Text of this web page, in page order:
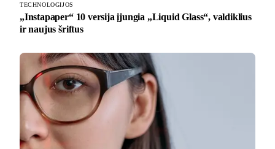
TECHNOLOGIJOS
„Instapaper“ 10 versija įjungia „Liquid Glass“, valdiklius
ir naujus šriftus